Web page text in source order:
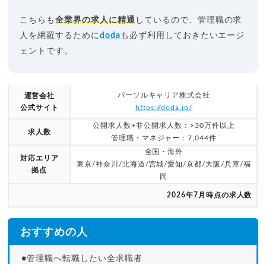
こちらも全業界の求人に精通しているので、管理職の求
人を網羅するためにdoda も必ず利用しておきたいエージ
ェントです。
運営会社
公式サイト
パーソルキャリア株式会社
https://doda.jp/
求人数
公開求人数+非公開求人数：>30万件以上
管理職・マネジャー：7,044件
対応エリア
拠点
全国・海外
東京/神奈川/北海道/宮城/愛知/京都/大阪/兵庫/福
岡
2026年7月時点の求人数
おすすめの人
●管理職へ転職したい全求職者